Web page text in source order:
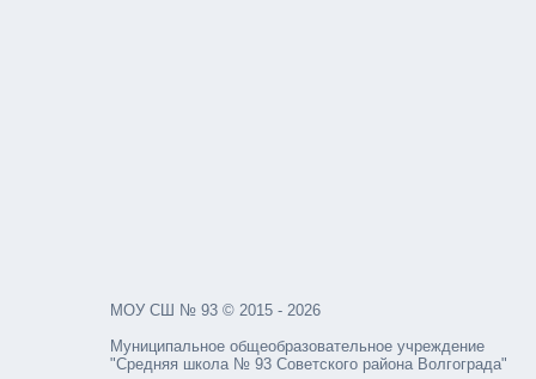
МОУ СШ № 93 © 2015 - 2026
Муниципальное общеобразовательное учреждение
"Средняя школа № 93 Советского района Волгограда"